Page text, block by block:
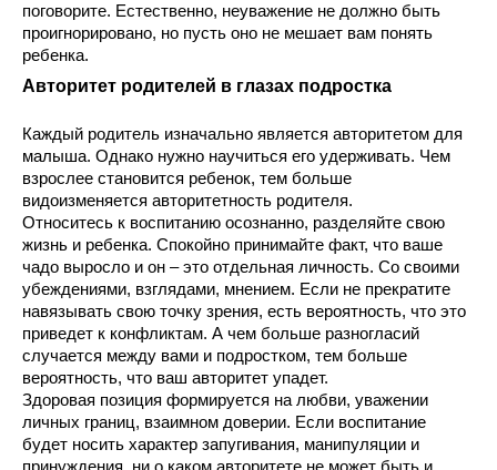
поговорите. Естественно, неуважение не должно быть
проигнорировано, но пусть оно не мешает вам понять
ребенка.
Авторитет родителей в глазах подростка
Каждый родитель изначально является авторитетом для
малыша. Однако нужно научиться его удерживать. Чем
взрослее становится ребенок, тем больше
видоизменяется авторитетность родителя.
Относитесь к воспитанию осознанно, разделяйте свою
жизнь и ребенка. Спокойно принимайте факт, что ваше
чадо выросло и он – это отдельная личность. Со своими
убеждениями, взглядами, мнением. Если не прекратите
навязывать свою точку зрения, есть вероятность, что это
приведет к конфликтам. А чем больше разногласий
случается между вами и подростком, тем больше
вероятность, что ваш авторитет упадет.
Здоровая позиция формируется на любви, уважении
личных границ, взаимном доверии. Если воспитание
будет носить характер запугивания, манипуляции и